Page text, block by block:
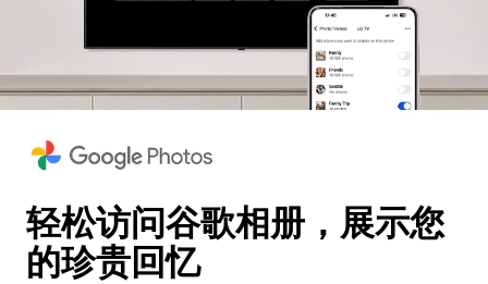
轻松访问谷歌相册，展示您
的珍贵回忆